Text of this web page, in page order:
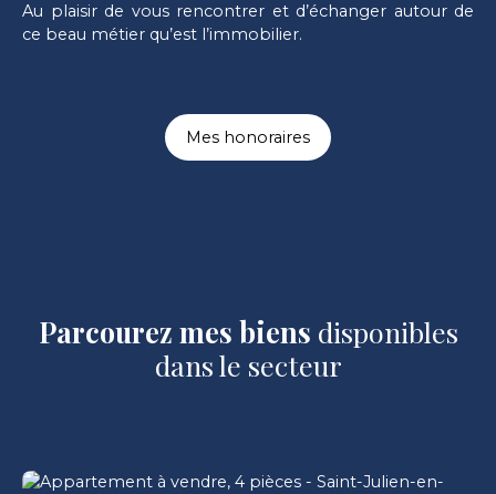
Au plaisir de vous rencontrer et d’échanger autour de
ce beau métier qu’est l’immobilier.
Mes honoraires
Parcourez mes biens disponibles
dans le secteur